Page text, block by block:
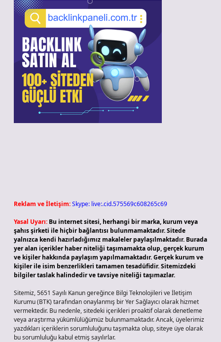
Reklam ve İletişim:Skype: live:.cid.575569c608265c69
Yasal Uyarı: Bu internet sitesi, herhangi bir marka, kurum veya
şahıs şirketi ile hiçbir bağlantısı bulunmamaktadır. Sitede
yalnızca kendi hazırladığımız makaleler paylaşılmaktadır. Burada
yer alan içerikler haber niteliği taşımamakta olup, gerçek kurum
ve kişiler hakkında paylaşım yapılmamaktadır. Gerçek kurum ve
kişiler ile isim benzerlikleri tamamen tesadüfidir. Sitemizdeki
bilgiler taslak halindedir ve tavsiye niteliği taşımazlar.
Sitemiz, 5651 Sayılı Kanun gereğince Bilgi Teknolojileri ve İletişim
Kurumu (BTK) tarafından onaylanmış bir Yer Sağlayıcı olarak hizmet
vermektedir. Bu nedenle, sitedeki içerikleri proaktif olarak denetleme
veya araştırma yükümlülüğümüz bulunmamaktadır. Ancak, üyelerimiz
yazdıkları içeriklerin sorumluluğunu taşımakta olup, siteye üye olarak
bu sorumluluğu kabul etmiş sayılırlar.